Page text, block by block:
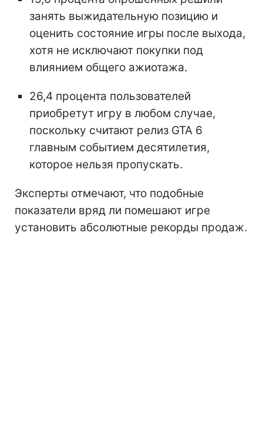
занять выжидательную позицию и
оценить состояние игры после выхода,
хотя не исключают покупки под
влиянием общего ажиотажа.
26,4 процента пользователей
приобретут игру в любом случае,
поскольку считают релиз GTA 6
главным событием десятилетия,
которое нельзя пропускать.
Эксперты отмечают, что подобные
показатели вряд ли помешают игре
установить абсолютные рекорды продаж.